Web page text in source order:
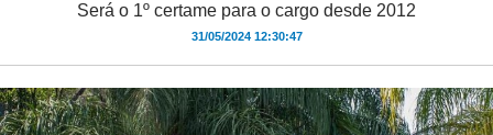
Será o 1º certame para o cargo desde 2012
31/05/2024 12:30:47